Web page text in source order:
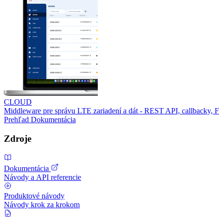
CLOUD
Middleware pre správu LTE zariadení a dát - REST API, callbacky,
Prehľad Dokumentácia
Zdroje
Dokumentácia
Návody a API referencie
Produktové návody
Návody krok za krokom